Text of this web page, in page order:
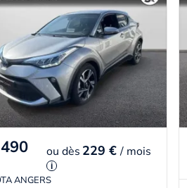
oudès 229 €/ mois
i
ANGERS